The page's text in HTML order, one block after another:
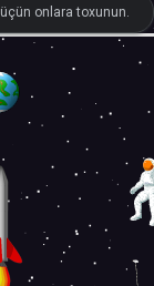
onlara toxunun.